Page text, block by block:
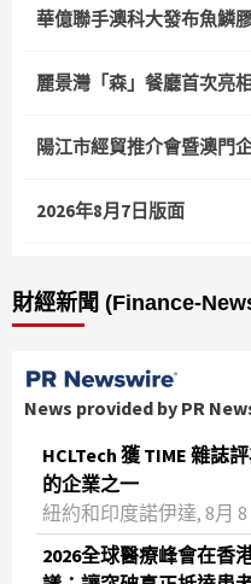
華億聯手澳科大發布魚鱗
麗景灣「森」餐廳首次亮
陽江市經貿推介會暨澳門
2026年8月7日版面
財經新聞 (Finance-
News provided by PR
HCLTech 獲 TIME 雜誌
的企業之一
紐約和印度諾伊達, 8月 8
2026全球醫療峰會在香